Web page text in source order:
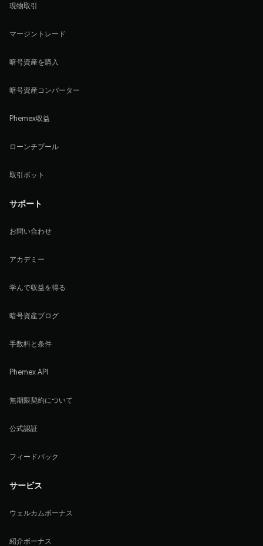
現物取引
マージントレード
暗号資産を購入
暗号資産コンバーター
Phemex収益
ローンチプール
取引ボット
サポート
お問い合わせ
アカデミー
学んで収益を得る
暗号資産ブログ
手数料と条件
Phemex API
無期限契約について
公式認証
フィードバック
サービス
ウェルカムボーナス
紹介ボーナス